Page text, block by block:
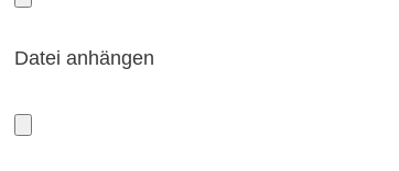
Datei anhängen